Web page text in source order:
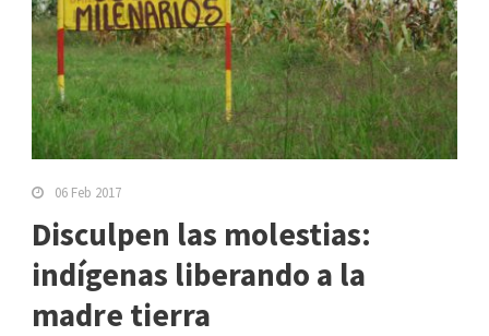
06 Feb 2017
Disculpen las molestias:
indígenas liberando a la
madre tierra